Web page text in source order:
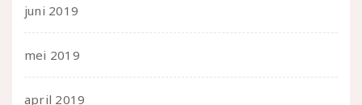
juni 2019
mei 2019
april 2019